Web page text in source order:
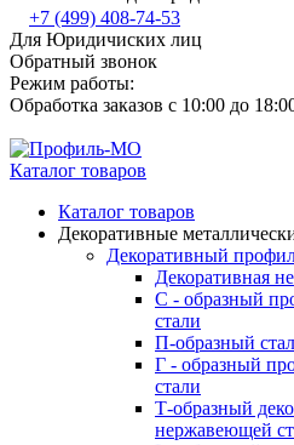
+7 (499) 408-74-53
Для Юридичиских лиц
Обратный звонок
Режим работы:
Обработка заказов с 10:00 до
Каталог товаров
Каталог товаров
Декоративные
Декоративный
Декоративная
С - образный
стали
П-образный
Г - образный
стали
Т-образный
нержавеющей